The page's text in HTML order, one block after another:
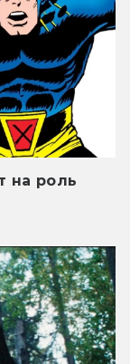
на роль